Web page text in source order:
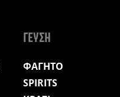
ΓΕΥΣΗ
ΦΑΓΗΤΟ
SPIRITS